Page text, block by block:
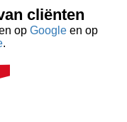
cliënten
op Googleen op
.